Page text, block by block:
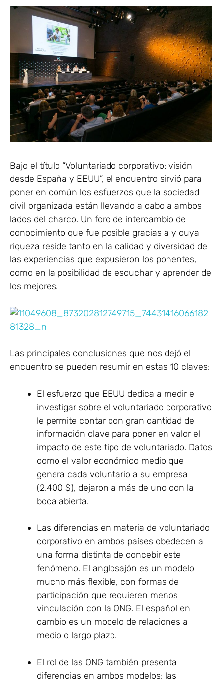
Bajo el título “Voluntariado corporativo: visión
desde España y EEUU”, el encuentro sirvió para
poner en común los esfuerzos que la sociedad
civil organizada están llevando a cabo a ambos
lados del charco. Un foro de intercambio de
conocimiento que fue posible gracias a y cuya
riqueza reside tanto en la calidad y diversidad de
las experiencias que expusieron los ponentes,
como en la posibilidad de escuchar y aprender de
los mejores.
Las principales conclusiones que nos dejó el
encuentro se pueden resumir en estas 10 claves:
El esfuerzo que EEUU dedica a medir e
investigar sobre el voluntariado corporativo
le permite contar con gran cantidad de
información clave para poner en valor el
impacto de este tipo de voluntariado. Datos
como el valor económico medio que
genera cada voluntario a su empresa
(2.400 $), dejaron a más de uno con la
boca abierta.
Las diferencias en materia de voluntariado
corporativo en ambos países obedecen a
una forma distinta de concebir este
fenómeno. El anglosajón es un modelo
mucho más flexible, con formas de
participación que requieren menos
vinculación con la ONG. El español en
cambio es un modelo de relaciones a
medio o largo plazo.
El rol de las ONG también presenta
diferencias en ambos modelos: las